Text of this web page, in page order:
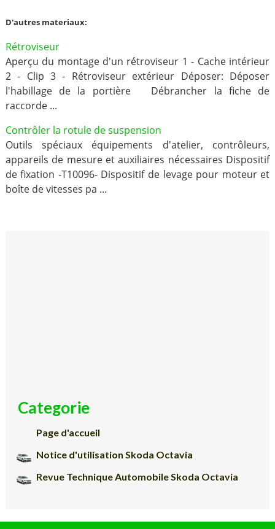
D'autres materiaux:
Rétroviseur
Aperçu du montage d'un rétroviseur 1 - Cache intérieur
2 - Clip 3 - Rétroviseur extérieur Déposer: Déposer
l'habillage de la portière Débrancher la fiche de
raccorde ...
Contrôler la rotule de suspension
Outils spéciaux équipements d'atelier, contrôleurs,
appareils de mesure et auxiliaires nécessaires Dispositif
de fixation -T10096- Dispositif de levage pour moteur et
boîte de vitesses pa ...
Categorie
Page d'accueil
Notice d'utilisation Skoda Octavia
Revue Technique Automobile Skoda Octavia